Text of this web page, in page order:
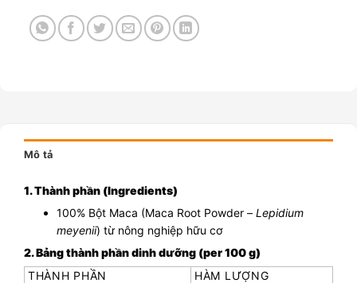
Mô tả
1. Thành phần (Ingredients)
100% Bột Maca (Maca Root Powder –Lepidium
meyenii) từ nông nghiệp hữu cơ
2. Bảng thành phần dinh dưỡng (per 100 g)
THÀNH PHẦN
HÀM LƯỢNG